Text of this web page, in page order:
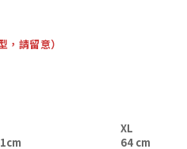
，請留意）
XL
64 cm